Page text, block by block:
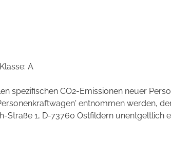
A
spezifischen CO2-Emissionen neuer
entnommen werden,
1, D-73760 Ostfildern unentgeltlich